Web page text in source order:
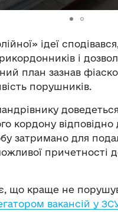
ідеї
і
план зазнав
порушників.
кордону відповідно
затримано для
причетності
що краще не
вакансій у